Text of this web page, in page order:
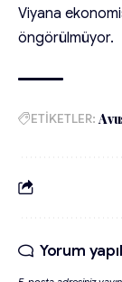
Viyana
öngörülmüyor.
ETİKETLER:
Yorum